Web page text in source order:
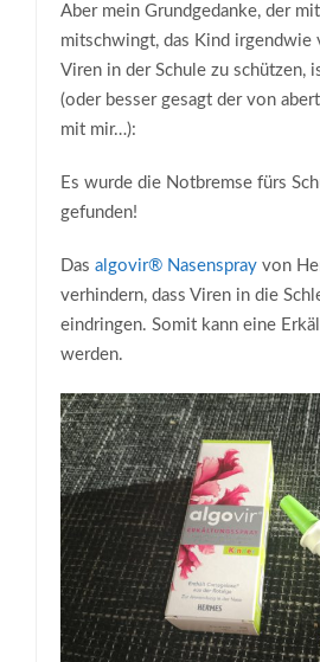
Aber mein Grundgedanke, der
mitschwingt, das Kind irgendwie
Viren in der Schule zu schützen,
(oder besser gesagt der von
mit mir…):
Es wurde die Notbremse fürs
gefunden!
Das algovir® Nasenspray von
verhindern, dass Viren in die
eindringen. Somit kann eine
werden.